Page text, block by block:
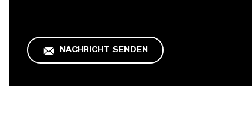
NACHRICHT SENDEN